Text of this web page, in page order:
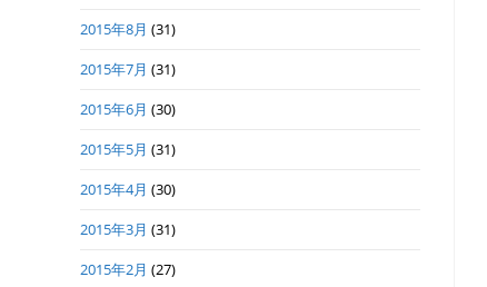
2015年8月 (31)
2015年7月 (31)
2015年6月 (30)
2015年5月 (31)
2015年4月 (30)
2015年3月 (31)
2015年2月 (27)